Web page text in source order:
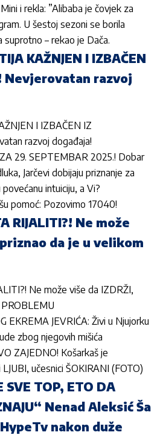
i rekla: ”Alibaba je čovjek za
U šestoj sezoni se borila
suprotno – rekao je Dača.
KAŽNJEN I IZBAČEN
Nevjerovatan razvoj
I IZBAČEN IZ
razvoj događaja!
29. SEPTEMBAR 2025.! Dobar
Jarčevi dobijaju priznanje za
intuiciju, a Vi?
pomoć: Pozovimo 17040!
RIJALITI?! Ne može
da je u velikom
Ne može više da IZDRŽI,
EKREMA JEVRIĆA: Živi u Njujorku
zbog njegovih mišića
ZAJEDNO! Košarkaš je
učesnici ŠOKIRANI (FOTO)
SVE TOP, ETO DA
Nenad Aleksić Ša
nakon duže